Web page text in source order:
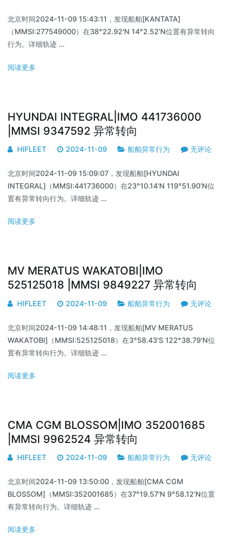
北京时间2024-11-09 15:43:11，发现船舶[KANTATA]
（MMSI:277549000）在38°22.92'N 14°2.52'N位置有异常转向
行为。详细轨迹 …
阅读更多
HYUNDAI INTEGRAL|IMO 441736000
|MMSI 9347592 异常转向
HIFLEET 2024-11-09 船舶异常行为 无评论
北京时间2024-11-09 15:09:07，发现船舶[HYUNDAI
INTEGRAL]（MMSI:441736000）在23°10.14'N 119°51.90'N位
置有异常转向行为。详细轨迹 …
阅读更多
MV MERATUS WAKATOBI|IMO
525125018 |MMSI 9849227 异常转向
HIFLEET 2024-11-09 船舶异常行为 无评论
北京时间2024-11-09 14:48:11，发现船舶[MV MERATUS
WAKATOBI]（MMSI:525125018）在3°58.43'S 122°38.79'N位
置有异常转向行为。详细轨迹 …
阅读更多
CMA CGM BLOSSOM|IMO 352001685
|MMSI 9962524 异常转向
HIFLEET 2024-11-09 船舶异常行为 无评论
北京时间2024-11-09 13:50:00，发现船舶[CMA CGM
BLOSSOM]（MMSI:352001685）在37°19.57'N 9°58.12'N位置
有异常转向行为。详细轨迹 …
阅读更多